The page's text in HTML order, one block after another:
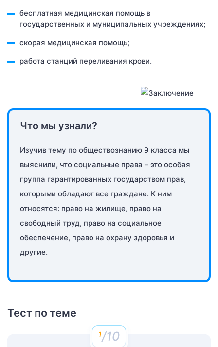
бесплатная медицинская помощь в
государственных и муниципальных учреждениях;
скорая медицинская помощь;
работа станций переливания крови.
Что мы узнали?
Изучив тему по обществознанию 9 класса мы
выяснили, что социальные права – это особая
группа гарантированных государством прав,
которыми обладают все граждане. К ним
относятся: право на жилище, право на
свободный труд, право на социальное
обеспечение, право на охрану здоровья и
другие.
Тест по теме
/10